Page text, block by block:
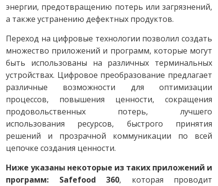
энергии, предотвращению потерь или загрязнений,
а также устранению дефектных продуктов.
Переход на цифровые технологии позволил создать
множество приложений и программ, которые могут
быть использованы на различных терминальных
устройствах. Цифровое преобразование предлагает
различные возможности для оптимизации
процессов, повышения ценности, сокращения
продовольственных потерь, лучшего
использования ресурсов, быстрого принятия
решений и прозрачной коммуникации по всей
цепочке создания ценности.
Ниже указаны некоторые из таких приложений и
программ: Safefood 360, которая проводит